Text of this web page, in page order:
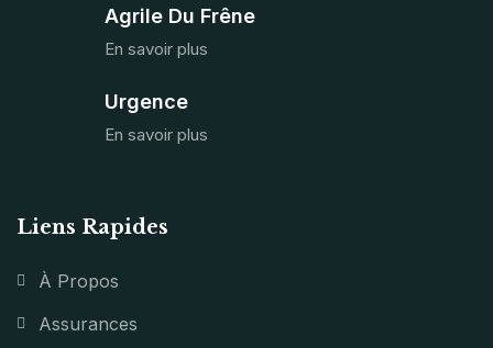
Agrile Du Frêne
En savoir plus
Urgence
En savoir plus
Liens Rapides
À Propos
Assurances